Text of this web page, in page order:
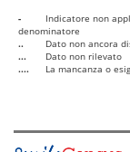
-
Indicatore non
denominatore
..
Dato non ancora
...
Dato non rilevato
....
La mancanza o